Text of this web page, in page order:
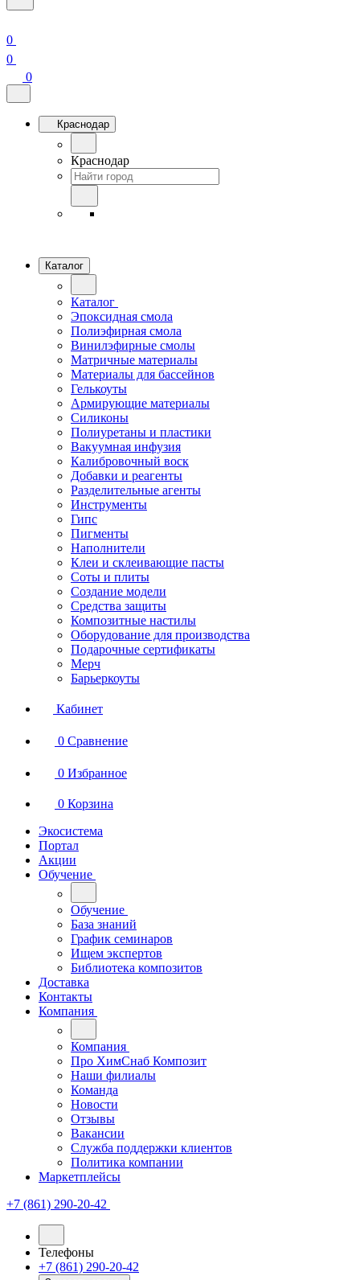
0
0
0
Краснодар
Краснодар
Каталог
Каталог
Эпоксидная смола
Полиэфирная смола
Винилэфирные смолы
Матричные материалы
Материалы для бассейнов
Гелькоуты
Армирующие материалы
Силиконы
Полиуретаны и пластики
Вакуумная инфузия
Калибровочный воск
Добавки и реагенты
Разделительные агенты
Инструменты
Гипс
Пигменты
Наполнители
Клеи и склеивающие пасты
Соты и плиты
Создание модели
Средства защиты
Композитные настилы
Оборудование для производства
Подарочные сертификаты
Мерч
Барьеркоуты
Кабинет
0 Сравнение
0 Избранное
0 Корзина
Экосистема
Портал
Акции
Обучение
Обучение
База знаний
График семинаров
Ищем экспертов
Библиотека композитов
Доставка
Контакты
Компания
Компания
Про ХимСнаб Композит
Наши филиалы
Команда
Новости
Отзывы
Вакансии
Служба поддержки клиентов
Политика компании
Маркетплейсы
+7 (861) 290-20-42
Телефоны
+7 (861) 290-20-42